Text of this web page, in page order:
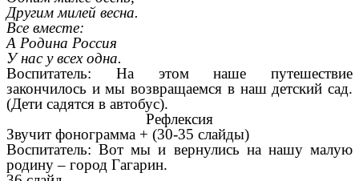
Другим милей весна.
Все вместе:
А Родина Россия
У нас у всех одна.
Воспитатель: На этом наше путешествие
закончилось и мы возвращаемся в наш детский сад.
(Дети садятся в автобус).
Рефлексия
Звучит фонограмма + (30-35 слайды)
Воспитатель: Вот мы и вернулись на нашу малую
родину – город Гагарин.